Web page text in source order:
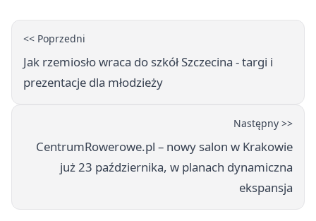
<< Poprzedni
Jak rzemiosło wraca do szkół Szczecina - targi i
prezentacje dla młodzieży
Następny >>
CentrumRowerowe.pl – nowy salon w Krakowie
już 23 października, w planach dynamiczna
ekspansja